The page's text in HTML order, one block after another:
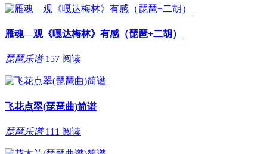
雁魂—观《嘎达梅林》有感（琵琶+二胡）
琵琶乐谱 157 阅读
飞花点翠(琵琶曲)简谱
琵琶乐谱 111 阅读